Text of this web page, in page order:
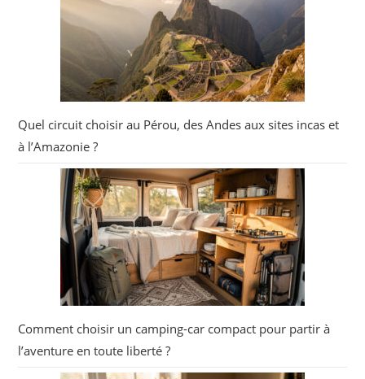
Quel circuit choisir au Pérou, des Andes aux sites incas et
à l’Amazonie ?
Comment choisir un camping-car compact pour partir à
l’aventure en toute liberté ?